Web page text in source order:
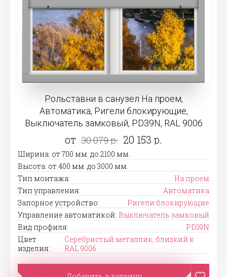
Рольставни в санузел На проем,
Автоматика, Ригели блокирующие,
Выключатель замковый, PD39N, RAL 9006
от 30 079 р. 20 153 р.
Ширина: от 700 мм. до 2100 мм.
Высота: от 400 мм. до 3000 мм.
Тип монтажа:
На проем
Тип управления:
Автоматика
Запорное устройство:
Ригели блокирующие
Управление автоматикой: Выключатель замковый
Вид профиля:
PD39N
Цвет
изделия:
Серебристый металлик, близкий к
RAL 9006